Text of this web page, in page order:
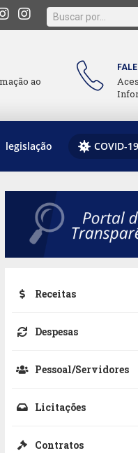
ao
legislação COVID-19
Receitas
Despesas
Pessoal/Servidores
Licitações
Contratos